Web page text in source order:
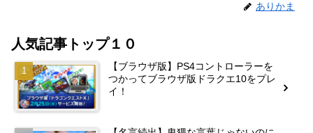
ありかま
人気記事トップ１０
【ブラウザ版】PS4コントローラーを
つかってブラウザ版ドラクエ10をプレ
イ！